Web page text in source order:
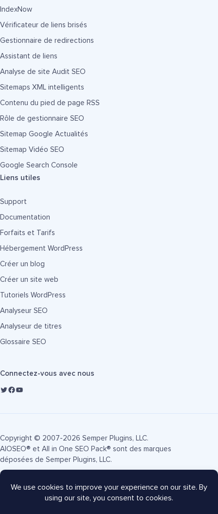
IndexNow
Vérificateur de liens brisés
Gestionnaire de redirections
Assistant de liens
Analyse de site Audit SEO
Sitemaps XML intelligents
Contenu du pied de page RSS
Rôle de gestionnaire SEO
Sitemap Google Actualités
Sitemap Vidéo SEO
Google Search Console
Liens utiles
Support
Documentation
Forfaits et Tarifs
Hébergement WordPress
Créer un blog
Créer un site web
Tutoriels WordPress
Analyseur SEO
Analyseur de titres
Glossaire SEO
Connectez-vous avec nous
Copyright © 2007-2026 Semper Plugins, LLC.
AIOSEO® et All in One SEO Pack® sont des marques
déposées de Semper Plugins, LLC.
Conditions d'utilisation
Politique de confidentialité
Divulgation FTC
Plan du site Coupon AIOSEO